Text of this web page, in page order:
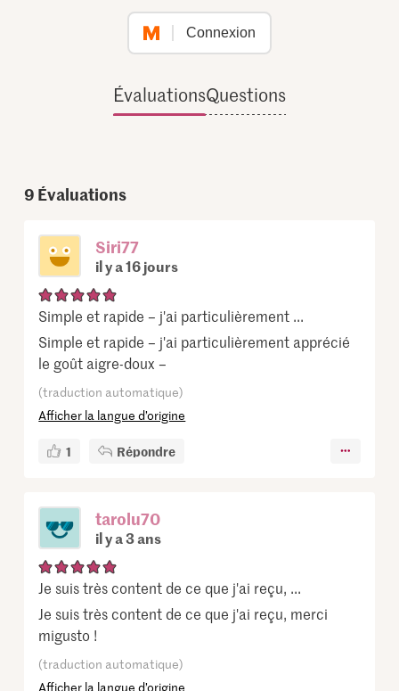
Connexion
ÉvaluationsQuestions
9 Évaluations
Siri77
il y a 16 jours
Simple et rapide – j'ai particulièrement ...
Simple et rapide – j'ai particulièrement apprécié
le goût aigre-doux –
(traduction automatique)
Afficher la langue d’origine
1 Répondre
tarolu70
il y a 3 ans
Je suis très content de ce que j'ai reçu, ...
Je suis très content de ce que j'ai reçu, merci
migusto !
(traduction automatique)
Afficher la langue d’origine